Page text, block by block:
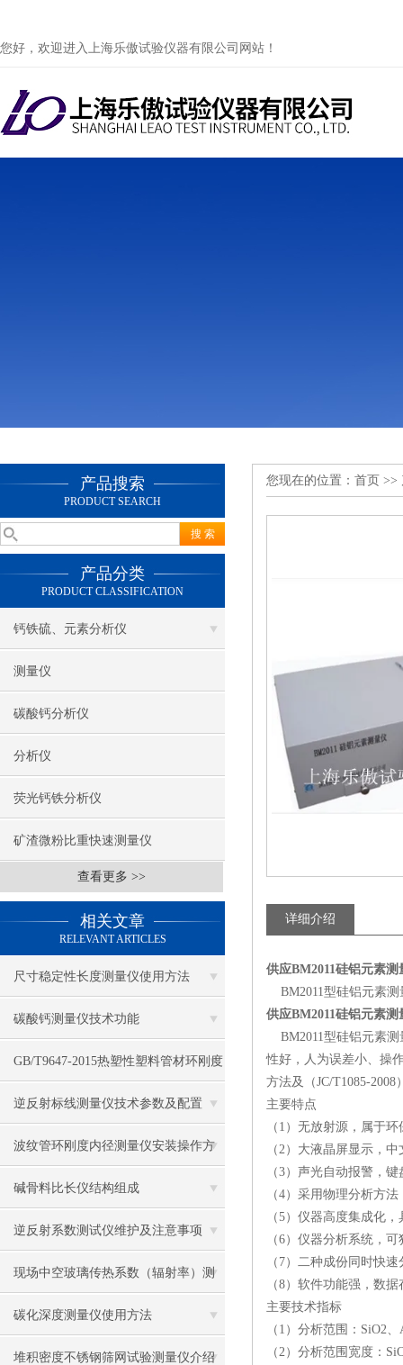
您好，欢迎进入上海乐傲试验仪器有限公司网站！
产品搜索
PRODUCT SEARCH
产品分类
PRODUCT CLASSIFICATION
钙铁硫、元素分析仪
测量仪
碳酸钙分析仪
分析仪
荧光钙铁分析仪
矿渣微粉比重快速测量仪
查看更多 >>
相关文章
RELEVANT ARTICLES
尺寸稳定性长度测量仪使用方法
碳酸钙测量仪技术功能
GB/T9647-2015热塑性塑料管材环刚度
的测定
逆反射标线测量仪技术参数及配置
波纹管环刚度内径测量仪安装操作方
法
碱骨料比长仪结构组成
逆反射系数测试仪维护及注意事项
现场中空玻璃传热系数（辐射率）测
量仪 传热系数的影响因素
碳化深度测量仪使用方法
堆积密度不锈钢筛网试验测量仪介绍
您现在的位置： 首页 >>
详细介绍
供应BM2011硅铝元素测
BM2011型硅铝元素测
供应BM2011硅铝元素测
BM2011型硅铝元素测
性好，人为误差小、操
方法及（JC/T1085-
主要特点
（1）无放射源，属于
（2）大液晶屏显示，
（3）声光自动报警，
（4）采用物理分析方
（5）仪器高度集成化
（6）仪器分析系统，
（7）二种成份同时快
（8）软件功能强，数
主要技术指标
（1）分析范围：SiO2
（2）分析范围宽度：